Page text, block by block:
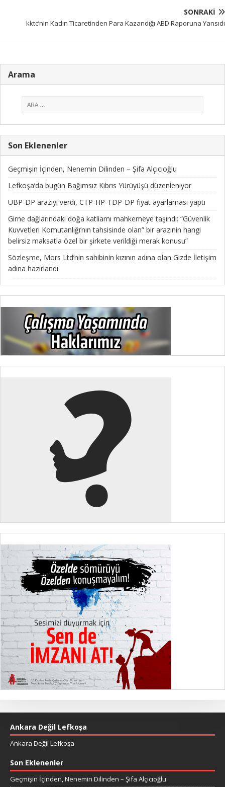
SONRAKI
kktc’nin Kadın Ticaretinden Para Kazandığı ABD Raporuna Yansıdı
Arama
Son Eklenenler
Geçmişin İçinden, Nenemin Dilinden – Şifa Alçıcıoğlu
Lefkoşa’da bugün Bağımsız Kıbrıs Yürüyüşü düzenleniyor
UBP-DP araziyi verdi, CTP-HP-TDP-DP fiyat ayarlaması yaptı
Girne dağlarındaki doğa katliamı mahkemeye taşındı: “Güvenlik
Kuvvetleri Komutanlığı’nın tahsisinde olan” bir arazinin hangi
belirsiz maksatla özel bir şirkete verildiği merak konusu”
Sözleşme, Mors Ltd’nin sahibinin kızının adına olan Gizde İletişim
adına hazırlandı
Ankara Değil Lefkoşa
Ankara Değil Lefkoşa
Son Eklenenler
Geçmişin İçinden, Nenemin Dilinden – Şifa Alçıcıoğlu